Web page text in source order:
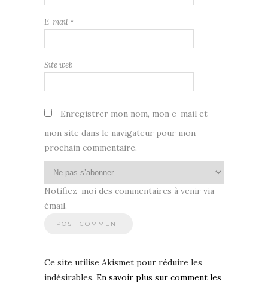
E-mail *
Site web
Enregistrer mon nom, mon e-mail et
mon site dans le navigateur pour mon
prochain commentaire.
Notifiez-moi des commentaires à venir via
émail.
Ce site utilise Akismet pour réduire les
indésirables. En savoir plus sur comment les